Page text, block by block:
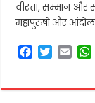
वीरता, सम्मान और
महापुरुषों और
F
e
T
t
E
i